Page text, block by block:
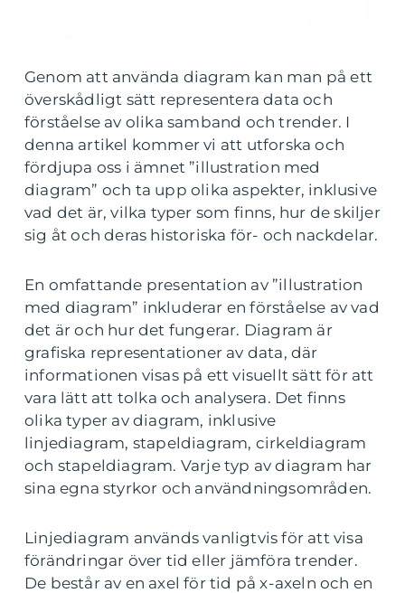
Genom att använda diagram kan man på ett
överskådligt sätt representera data och
förståelse av olika samband och trender. I
denna artikel kommer vi att utforska och
fördjupa oss i ämnet ”illustration med
diagram” och ta upp olika aspekter, inklusive
vad det är, vilka typer som finns, hur de skiljer
sig åt och deras historiska för- och nackdelar.
En omfattande presentation av ”illustration
med diagram” inkluderar en förståelse av vad
det är och hur det fungerar. Diagram är
grafiska representationer av data, där
informationen visas på ett visuellt sätt för att
vara lätt att tolka och analysera. Det finns
olika typer av diagram, inklusive
linjediagram, stapeldiagram, cirkeldiagram
och stapeldiagram. Varje typ av diagram har
sina egna styrkor och användningsområden.
Linjediagram används vanligtvis för att visa
förändringar över tid eller jämföra trender.
De består av en axel för tid på x-axeln och en